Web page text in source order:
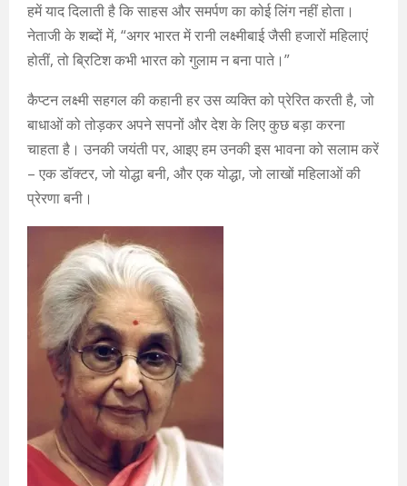
हमें याद दिलाती है कि साहस और समर्पण का कोई लिंग नहीं होता।
नेताजी के शब्दों में, “अगर भारत में रानी लक्ष्मीबाई जैसी हजारों महिलाएं
होतीं, तो ब्रिटिश कभी भारत को गुलाम न बना पाते।”
कैप्टन लक्ष्मी सहगल की कहानी हर उस व्यक्ति को प्रेरित करती है, जो
बाधाओं को तोड़कर अपने सपनों और देश के लिए कुछ बड़ा करना
चाहता है। उनकी जयंती पर, आइए हम उनकी इस भावना को सलाम करें
– एक डॉक्टर, जो योद्धा बनी, और एक योद्धा, जो लाखों महिलाओं की
प्रेरणा बनी।